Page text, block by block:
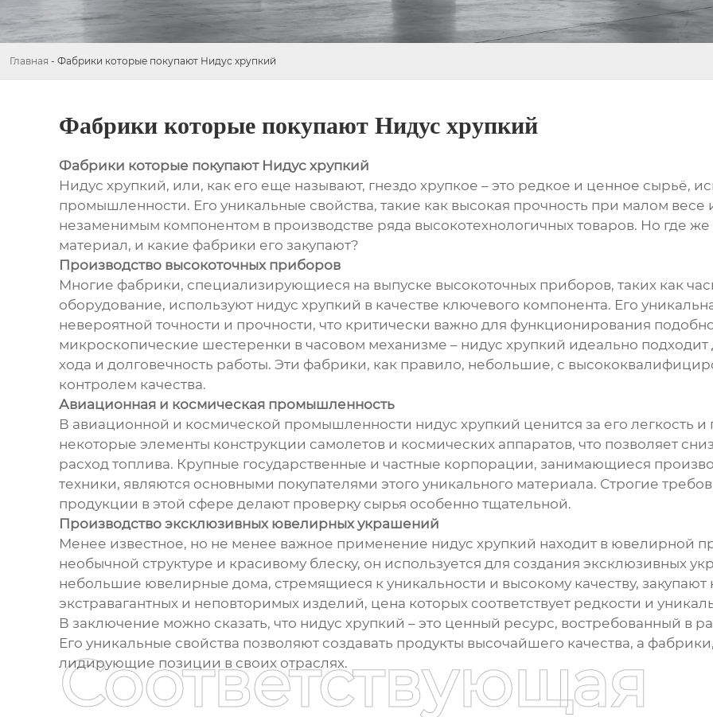
Главная - Фабрики которые покупают Нидус хрупкий
Фабрики которые покупают Нидус хрупкий
Фабрики которые покупают Нидус хрупкий
Нидус хрупкий, или, как его еще называют, гнездо хрупкое – это редкое и ценное сырьё,
промышленности. Его уникальные свойства, такие как высокая прочность при малом весе
незаменимым компонентом в производстве ряда высокотехнологичных товаров. Но где
материал, и какие фабрики его закупают?
Производство высокоточных приборов
Многие фабрики, специализирующиеся на выпуске высокоточных приборов, таких как
оборудование, используют нидус хрупкий в качестве ключевого компонента. Его
невероятной точности и прочности, что критически важно для функционирования
микроскопические шестеренки в часовом механизме – нидус хрупкий идеально подходит
хода и долговечность работы. Эти фабрики, как правило, небольшие, с
контролем качества.
Авиационная и космическая промышленность
В авиационной и космической промышленности нидус хрупкий ценится за его легкость и
некоторые элементы конструкции самолетов и космических аппаратов, что позволяет
расход топлива. Крупные государственные и частные корпорации, занимающиеся
техники, являются основными покупателями этого уникального материала. Строгие
продукции в этой сфере делают проверку сырья особенно тщательной.
Производство эксклюзивных ювелирных украшений
Менее известное, но не менее важное применение нидус хрупкий находит в ювелирной
необычной структуре и красивому блеску, он используется для создания эксклюзивных
небольшие ювелирные дома, стремящиеся к уникальности и высокому качеству, закупают
экстравагантных и неповторимых изделий, цена которых соответствует редкости и
В заключение можно сказать, что нидус хрупкий – это ценный ресурс, востребованный в
Его уникальные свойства позволяют создавать продукты высочайшего качества, а
лидирующие позиции в своих отраслях.
Соответствующая